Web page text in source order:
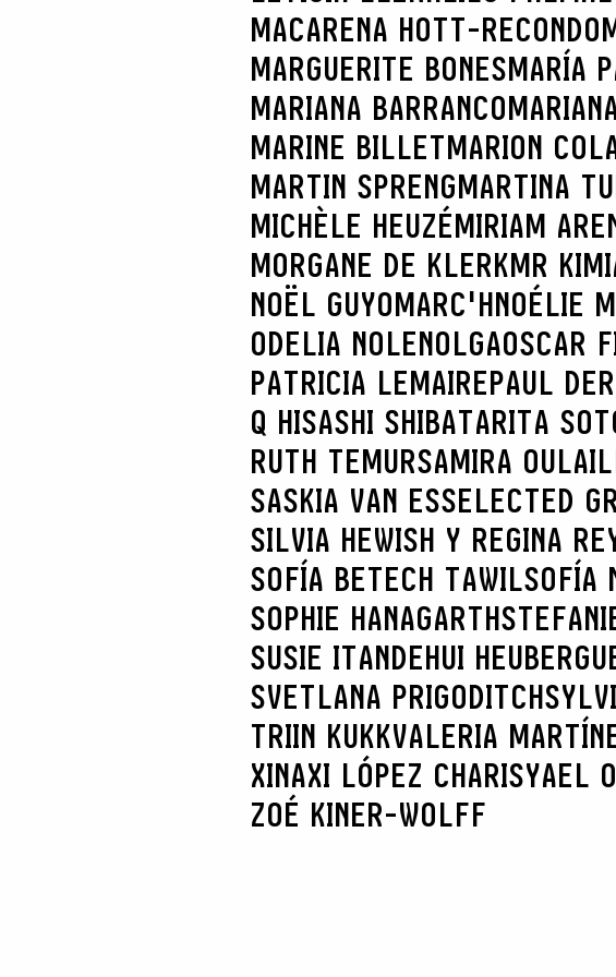
MACARENA HOTT-RECONDO
MARGUERITE BONESMARÍA
MARIANA BARRANCO
MARINE BILLETMARION
MARTIN SPRENGMARTINA
MICHÈLE HEUZÉMIRIAM
MORGANE DE KLERKMR
NOËL GUYOMARC'HNOÉLIE
ODELIA NOLENOLGAOSCAR
PATRICIA LEMAIREPAUL
Q HISASHI SHIBATARITA
RUTH TEMURSAMIRA
SASKIA VAN ESSELECTED
SILVIA HEWISH Y REGINA
SOFÍA BETECH TAWILSOFÍA
SOPHIE HANAGARTH
SUSIE ITANDEHUI
SVETLANA PRIGODITCH
TRIIN KUKKVALERIA
XINAXI LÓPEZ CHARISYAEL
ZOÉ KINER-WOLFF